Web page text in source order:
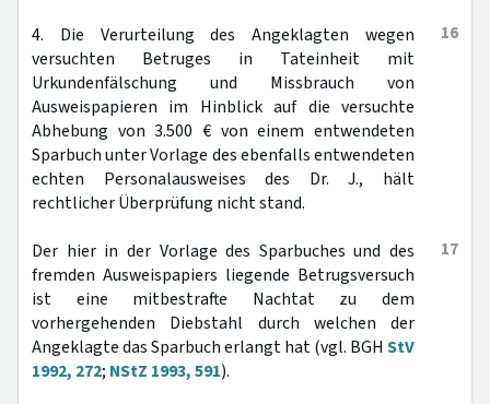
16
4. Die Verurteilung des Angeklagten wegen
versuchten Betruges in Tateinheit mit
Urkundenfälschung und Missbrauch von
Ausweispapieren im Hinblick auf die versuchte
Abhebung von 3.500 € von einem entwendeten
Sparbuch unter Vorlage des ebenfalls entwendeten
echten Personalausweises des Dr. J., hält
rechtlicher Überprüfung nicht stand.
17
Der hier in der Vorlage des Sparbuches und des
fremden Ausweispapiers liegende Betrugsversuch
ist eine mitbestrafte Nachtat zu dem
vorhergehenden Diebstahl durch welchen der
Angeklagte das Sparbuch erlangt hat (vgl. BGH StV
1992, 272; NStZ 1993, 591).